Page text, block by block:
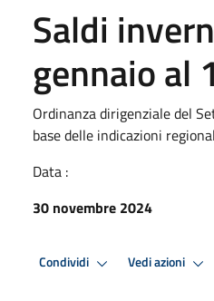
Saldi
gennaio al
Ordinanza dirigenziale del
base delle indicazioni
Data :
30 novembre 2024
Condividi Vedi azioni